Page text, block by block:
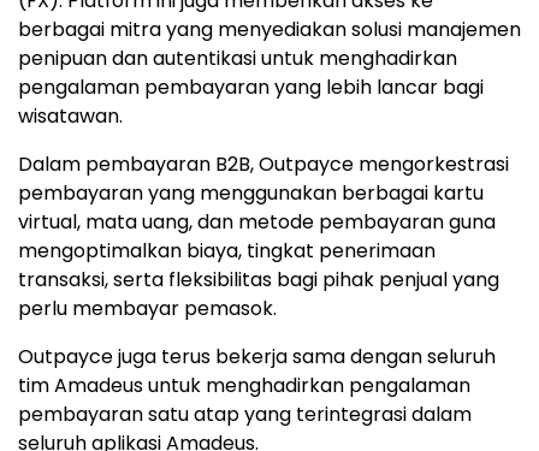
berbagai mitra yang menyediakan solusi manajemen
penipuan dan autentikasi untuk menghadirkan
pengalaman pembayaran yang lebih lancar bagi
wisatawan.
Dalam pembayaran B2B, Outpayce mengorkestrasi
pembayaran yang menggunakan berbagai kartu
virtual, mata uang, dan metode pembayaran guna
mengoptimalkan biaya, tingkat penerimaan
transaksi, serta fleksibilitas bagi pihak penjual yang
perlu membayar pemasok.
Outpayce juga terus bekerja sama dengan seluruh
tim Amadeus untuk menghadirkan pengalaman
pembayaran satu atap yang terintegrasi dalam
seluruh aplikasi Amadeus.